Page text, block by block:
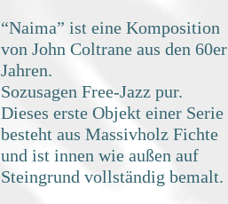
“Naima” ist eine Komposition
von John Coltrane aus den 60er
Jahren.
Sozusagen Free-Jazz pur.
Dieses erste Objekt einer Serie
besteht aus Massivholz Fichte
und ist innen wie außen auf
Steingrund vollständig bemalt.